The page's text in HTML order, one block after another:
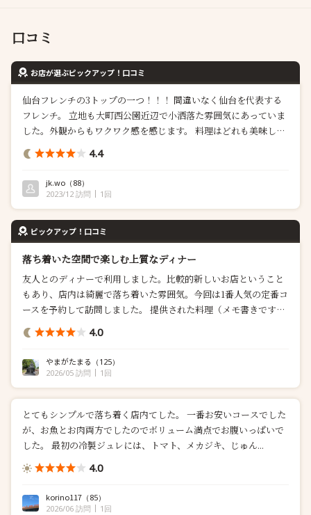
口コミ
お店が選ぶピックアップ！口コミ
仙台フレンチの3トップの一つ！！！ 間違いなく仙台を代表する
フレンチ。 立地も大町西公園近辺で小洒落た雰囲気にあっていま
した。外観からもワクワク感を感じます。 料理はどれも美味し
く、かつ、見た目もとても綺麗でした。 個人的には大根とフォア
グラがとても良かったです。仙台牛の生ハムの塩っ気と大根の組
仙台牛の良さを引き出してい...
4.4
jk.wo （88）
2023/12 訪問
1回
ピックアップ！口コミ
落ち着いた空間で楽しむ上質なディナー
友人とのディナーで利用しました。比較的新しいお店ということ
もあり、店内は綺麗で落ち着いた雰囲気。今回は1番人気の定番コ
ースを予約して訪問しました。 提供された料理（メモ書きです）
・燻製メカジキのサラダ キャビア、トマト、セロリ 柑橘のジ
4.0
やまがたまる （125）
2026/05 訪問
1回
とてもシンプルで落ち着く店内てした。 一番お安いコースでした
が、お魚とお肉両方でしたのでボリューム満点でお腹いっぱいで
した。 最初の冷製ジュレには、トマト、メカジキ、じゅん...
4.0
korino117 （85）
2026/06 訪問
1回